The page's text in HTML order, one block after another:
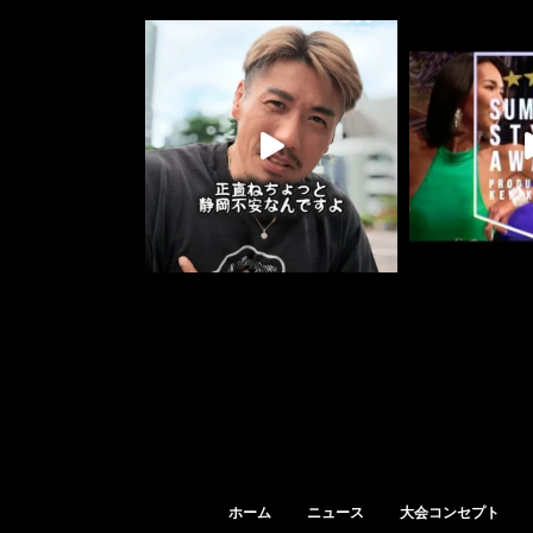
ホーム ニュース 大会コンセプト